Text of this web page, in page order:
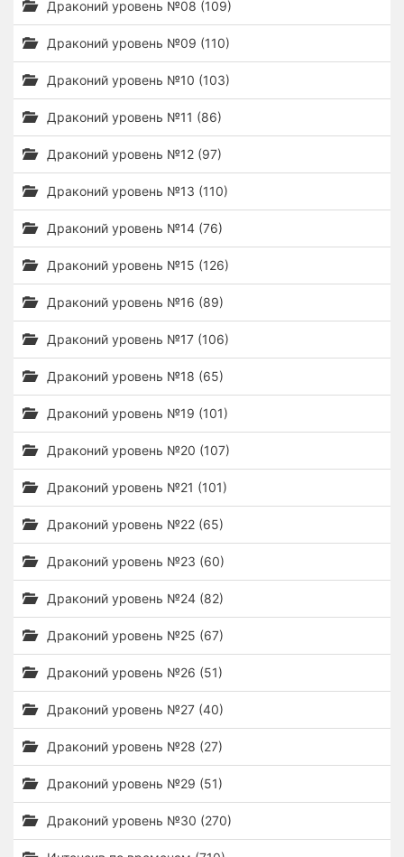
Драконий уровень №08 (109)
Драконий уровень №09 (110)
Драконий уровень №10 (103)
Драконий уровень №11 (86)
Драконий уровень №12 (97)
Драконий уровень №13 (110)
Драконий уровень №14 (76)
Драконий уровень №15 (126)
Драконий уровень №16 (89)
Драконий уровень №17 (106)
Драконий уровень №18 (65)
Драконий уровень №19 (101)
Драконий уровень №20 (107)
Драконий уровень №21 (101)
Драконий уровень №22 (65)
Драконий уровень №23 (60)
Драконий уровень №24 (82)
Драконий уровень №25 (67)
Драконий уровень №26 (51)
Драконий уровень №27 (40)
Драконий уровень №28 (27)
Драконий уровень №29 (51)
Драконий уровень №30 (270)